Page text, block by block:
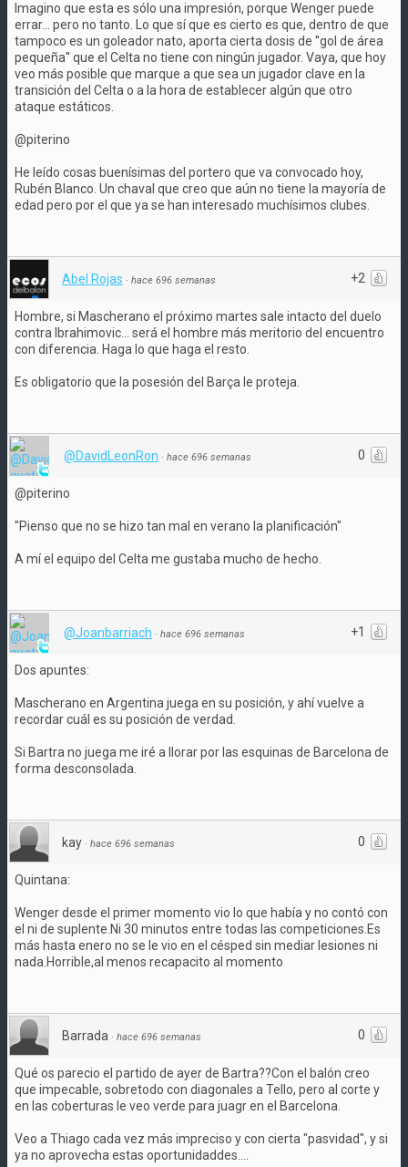
Imagino que esta es sólo una impresión, porque Wenger puede
errar... pero no tanto. Lo que sí que es cierto es que, dentro de que
tampoco es un goleador nato, aporta cierta dosis de ''gol de área
pequeña'' que el Celta no tiene con ningún jugador. Vaya, que hoy
veo más posible que marque a que sea un jugador clave en la
transición del Celta o a la hora de establecer algún que otro
ataque estáticos.
@piterino
He leído cosas buenísimas del portero que va convocado hoy,
Rubén Blanco. Un chaval que creo que aún no tiene la mayoría de
edad pero por el que ya se han interesado muchísimos clubes.
+2
Abel Rojas · hace 696 semanas
Hombre, si Mascherano el próximo martes sale intacto del duelo
contra Ibrahimovic... será el hombre más meritorio del encuentro
con diferencia. Haga lo que haga el resto.
Es obligatorio que la posesión del Barça le proteja.
0
@DavidLeonRon · hace 696 semanas
@piterino
"Pienso que no se hizo tan mal en verano la planificación"
A mí el equipo del Celta me gustaba mucho de hecho.
+1
@Joanbarriach · hace 696 semanas
Dos apuntes:
Mascherano en Argentina juega en su posición, y ahí vuelve a
recordar cuál es su posición de verdad.
Si Bartra no juega me iré a llorar por las esquinas de Barcelona de
forma desconsolada.
0
kay · hace 696 semanas
Quintana:
Wenger desde el primer momento vio lo que había y no contó con
el ni de suplente.Ni 30 minutos entre todas las competiciones.Es
más hasta enero no se le vio en el césped sin mediar lesiones ni
nada.Horrible,al menos recapacito al momento
0
Barrada · hace 696 semanas
Qué os parecio el partido de ayer de Bartra??Con el balón creo
que impecable, sobretodo con diagonales a Tello, pero al corte y
en las coberturas le veo verde para juagr en el Barcelona.
Veo a Thiago cada vez más impreciso y con cierta "pasvidad", y si
ya no aprovecha estas oportunidaddes....